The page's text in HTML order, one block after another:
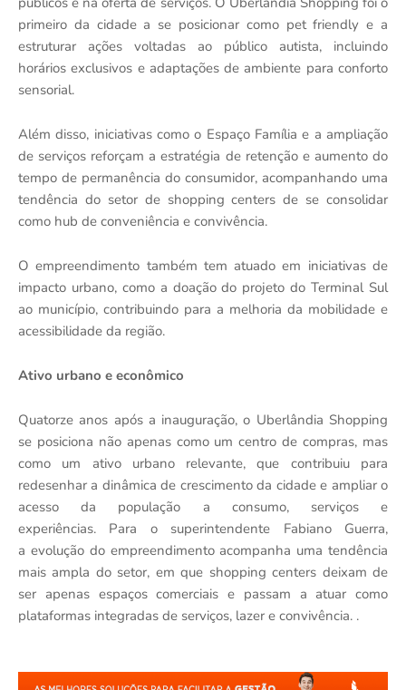
primeiro da cidade a se posicionar como pet friendly e a
estruturar ações voltadas ao público autista, incluindo
horários exclusivos e adaptações de ambiente para conforto
sensorial.
Além disso, iniciativas como o Espaço Família e a ampliação
de serviços reforçam a estratégia de retenção e aumento do
tempo de permanência do consumidor, acompanhando uma
tendência do setor de shopping centers de se consolidar
como hub de conveniência e convivência.
O empreendimento também tem atuado em iniciativas de
impacto urbano, como a doação do projeto do Terminal Sul
ao município, contribuindo para a melhoria da mobilidade e
acessibilidade da região.
Ativo urbano e econômico
Quatorze anos após a inauguração, o Uberlândia Shopping
se posiciona não apenas como um centro de compras, mas
como um ativo urbano relevante, que contribuiu para
redesenhar a dinâmica de crescimento da cidade e ampliar o
acesso da população a consumo, serviços e
experiências. Para o superintendente Fabiano Guerra,
a evolução do empreendimento acompanha uma tendência
mais ampla do setor, em que shopping centers deixam de
ser apenas espaços comerciais e passam a atuar como
plataformas integradas de serviços, lazer e convivência. .